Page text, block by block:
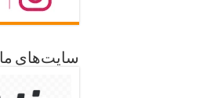
سایت‌های ما